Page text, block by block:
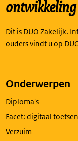
Dit is DUO Zakelijk.
ouders vindt u op Link
in
Onderwerpen
Diploma's
Facet: digitaal toetsen
Verzuim